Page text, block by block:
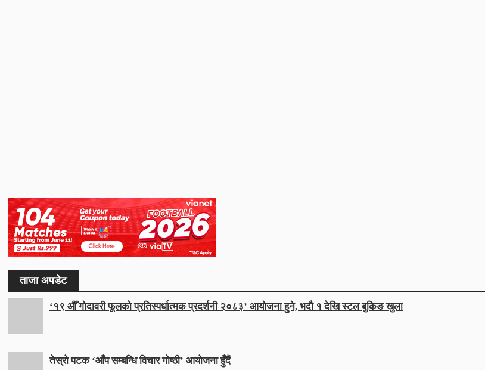
ताजा अपडेट
‘१९ औँ गोदावरी फूलको प्रतिस्पर्धात्मक प्रदर्शनी २०८३’ आयोजना हुने, भदौ १ देखि स्टल बुकिङ खुला
तेस्रो पटक ‘आँप सम्बन्धि विचार गोष्ठी’ आयोजना हुँदैं